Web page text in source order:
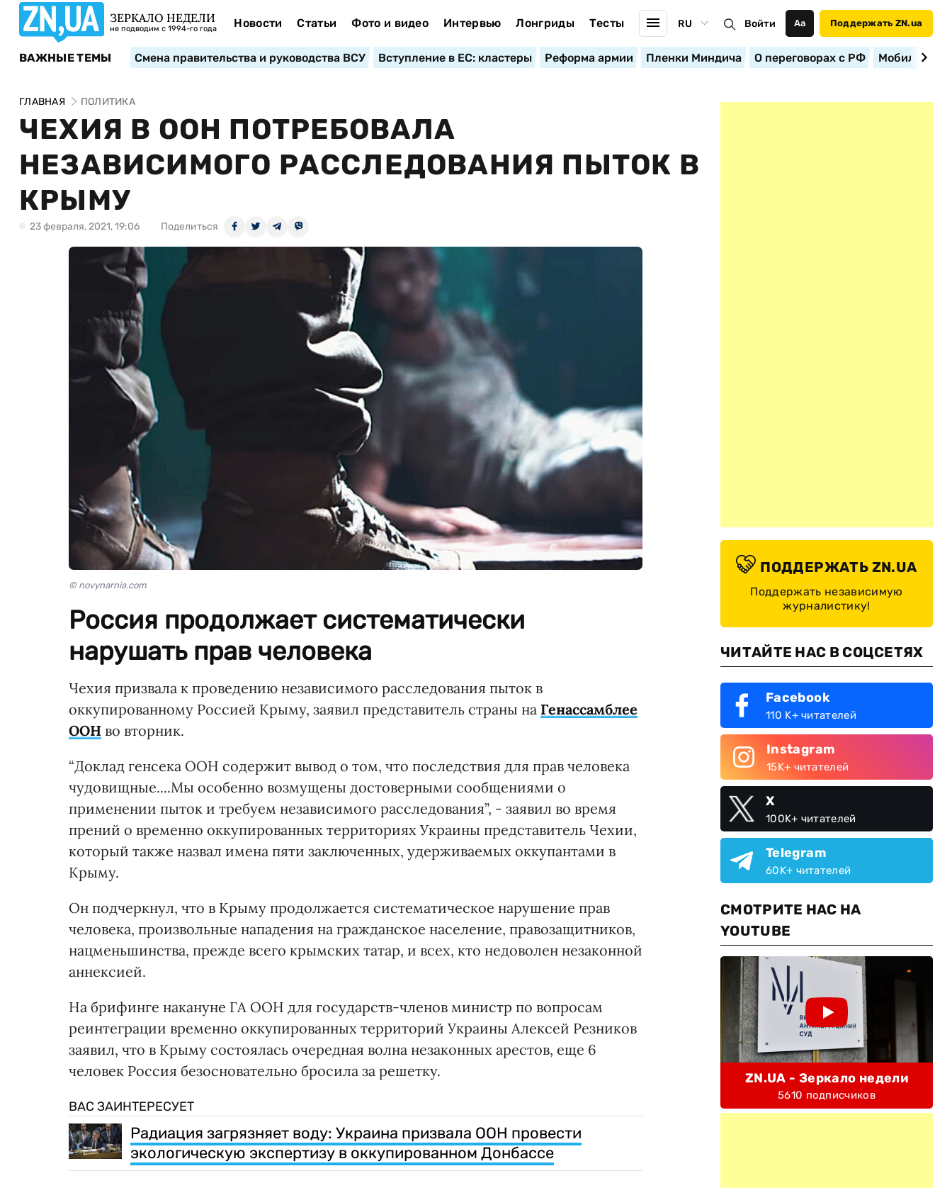
ЗЕРКАЛО НЕДЕЛИ
не подводим с 1994-го года Новости Статьи Фото и видео Интервью Лонгриды Тесты RU Войти Аа Поддержать ZN.ua
ВАЖНЫЕ ТЕМЫ Смена правительства и руководства ВСУ Вступление в ЕС: кластеры Реформа армии Пленки Миндича О переговорах с РФ
ГЛАВНАЯ ПОЛИТИКА
ЧЕХИЯ В ООН ПОТРЕБОВАЛА
НЕЗАВИСИМОГО РАССЛЕДОВАНИЯ ПЫТОК В
КРЫМУ
23 февраля, 2021, 19:06 Поделиться
© novynarnia.com
Россия продолжает систематически
нарушать прав человека
Чехия призвала к проведению независимого расследования пыток в
оккупированному Россией Крыму, заявил представитель страны на Генассамблее
ООН во вторник.
“Доклад генсека ООН содержит вывод о том, что последствия для прав человека
чудовищные....Мы особенно возмущены достоверными сообщениями о
применении пыток и требуем независимого расследования”, - заявил во время
прений о временно оккупированных территориях Украины представитель Чехии,
который также назвал имена пяти заключенных, удерживаемых оккупантами в
Крыму.
Он подчеркнул, что в Крыму продолжается систематическое нарушение прав
человека, произвольные нападения на гражданское население, правозащитников,
нацменьшинства, прежде всего крымских татар, и всех, кто недоволен незаконной
аннексией.
На брифинге накануне ГА ООН для государств-членов министр по вопросам
реинтеграции временно оккупированных территорий Украины Алексей Резников
заявил, что в Крыму состоялась очередная волна незаконных арестов, еще 6
человек Россия безосновательно бросила за решетку.
ВАС ЗАИНТЕРЕСУЕТ
Радиация загрязняет воду: Украина призвала ООН провести
экологическую экспертизу в оккупированном Донбассе
ПОДДЕРЖАТЬ ZN.UA
Поддержать независимую
журналистику!
ЧИТАЙТЕ НАС В СОЦСЕТЯХ
Facebook
110 K+ читателей
Instagram
15K+ читателей
X
100K+ читателей
Telegram
60K+ читателей
СМОТРИТЕ НАС НА
YOUTUBE
ZN.UA - Зеркало недели
5610 подписчиков